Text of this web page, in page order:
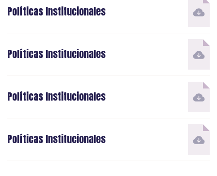
Políticas Institucionales
Políticas Institucionales
Políticas Institucionales
Políticas Institucionales